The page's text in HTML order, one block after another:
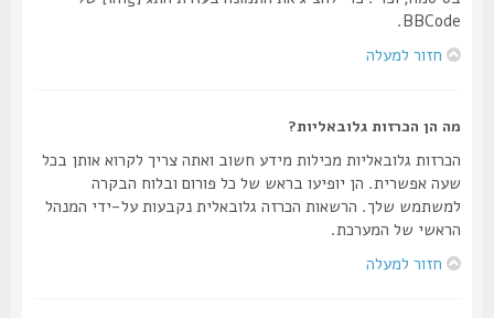
BBCode.
חזור למעלה
מה הן הכרזות גלובאליות?
הכרזות גלובאליות מכילות מידע חשוב ואתה צריך לקרוא אותן בכל
שעה אפשרית. הן יופיעו בראש של כל פורום ובלוח הבקרה
למשתמש שלך. הרשאות הכרזה גלובאלית נקבעות על-ידי המנהל
הראשי של המערכת.
חזור למעלה